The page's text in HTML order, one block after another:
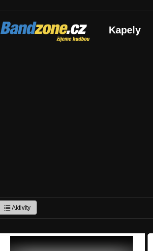
Bandzone.cz
žijeme hudbou Kapely
Aktivity